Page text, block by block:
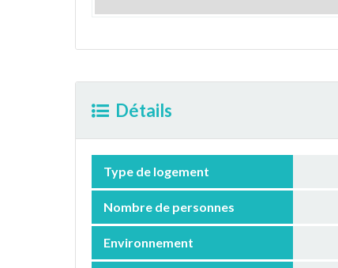
Détails
Type de logement
Nombre de personnes
Environnement